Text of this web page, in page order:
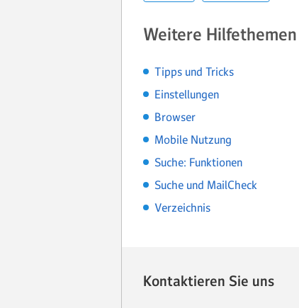
Weitere Hilfethemen
Tipps und Tricks
Einstellungen
Browser
Mobile Nutzung
Suche: Funktionen
Suche und MailCheck
Verzeichnis
Kontaktieren Sie uns